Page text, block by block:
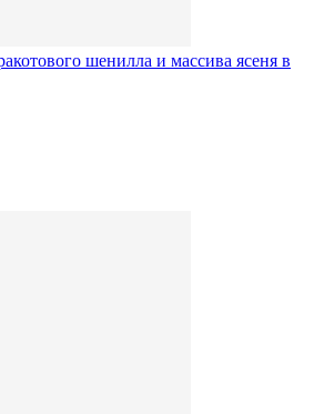
шенилла и массива ясеня в